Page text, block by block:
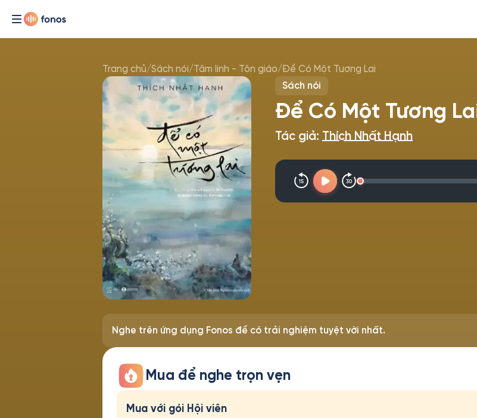
Trang chủ/Sách nói/Tâm linh - Tôn giáo/Để Có Một Tương Lai
Sách nói
Để Có Một Tương
Tác giả: Thích Nhất Hạnh
Nghe trên ứng dụng Fonos để có trải nghiệm tuyệt vời nhất.
Mua để nghe trọn vẹn
Mua với gói Hội viên